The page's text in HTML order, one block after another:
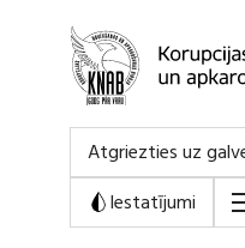
Atgriezties uz
Iestatījumi